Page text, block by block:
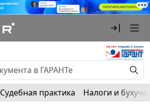
Судебная практика Налоги и